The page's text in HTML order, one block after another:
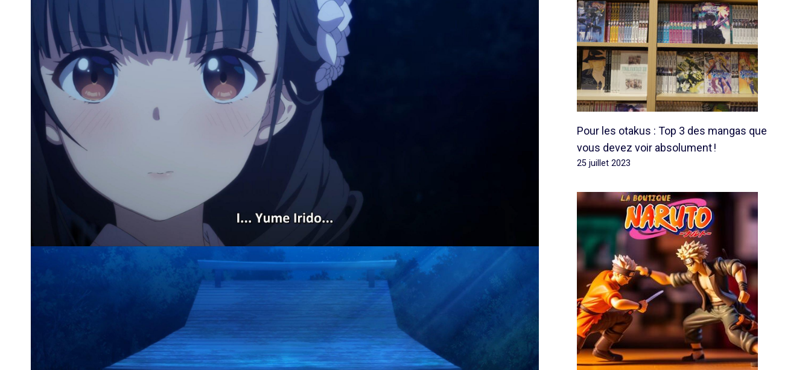
Pour les otakus : Top 3 des mangas que
vous devez voir absolument !
25 juillet 2023